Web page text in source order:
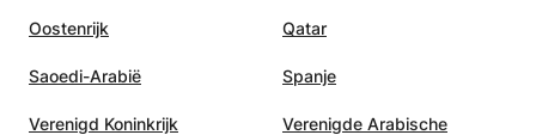
Oostenrijk Qatar
Saoedi-Arabië Spanje
Verenigd Koninkrijk
Verenigde Arabische